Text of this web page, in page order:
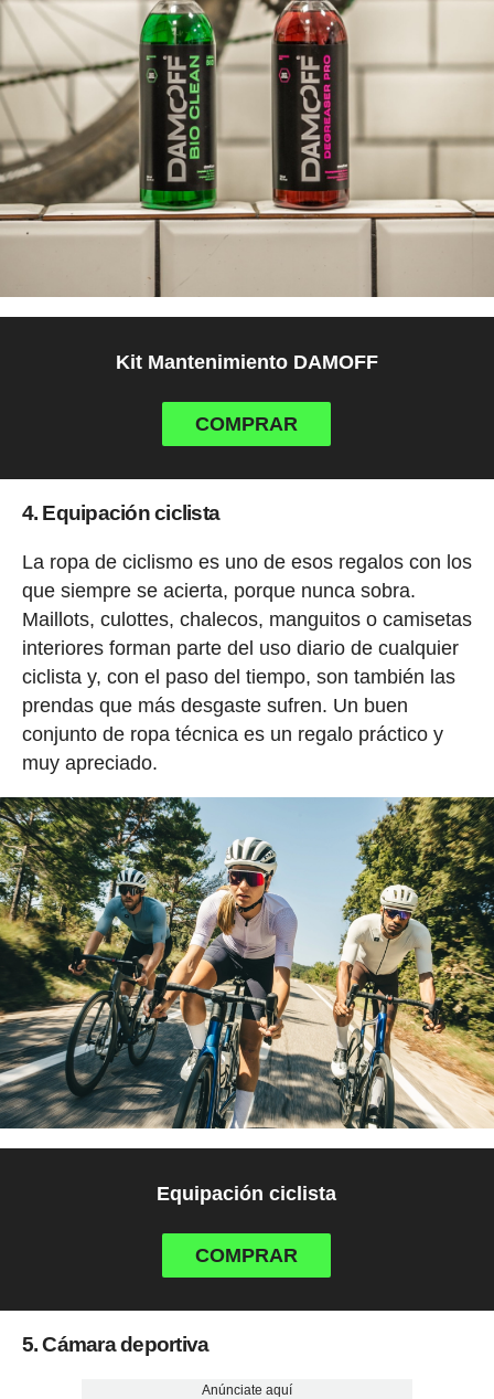
Kit Mantenimiento DAMOFF
COMPRAR
4. Equipación ciclista
La ropa de ciclismo es uno de esos regalos con los
que siempre se acierta, porque nunca sobra.
Maillots, culottes, chalecos, manguitos o camisetas
interiores forman parte del uso diario de cualquier
ciclista y, con el paso del tiempo, son también las
prendas que más desgaste sufren. Un buen
conjunto de ropa técnica es un regalo práctico y
muy apreciado.
Equipación ciclista
COMPRAR
5. Cámara deportiva
Anúnciate aquí